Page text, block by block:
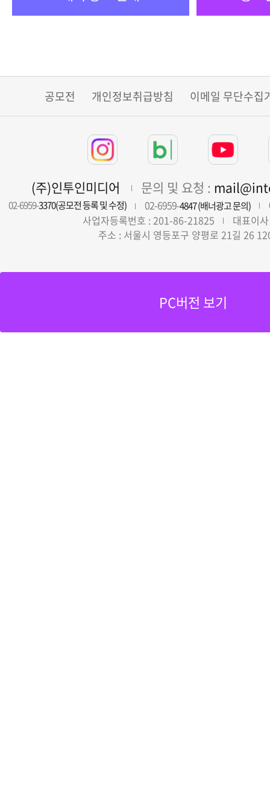
공모전 개인정보취급방침 이메일 무단수집
(주)인투인미디어 문의 및 요청 :
02-6959-3370(공모전 등록 및 수정) 02-6959-4847 (배너광고 문의)
사업자등록번호 : 201-86-21825
대표이
주소 : 서울시 영등포구 양평로 21길 26
PC버전 보기